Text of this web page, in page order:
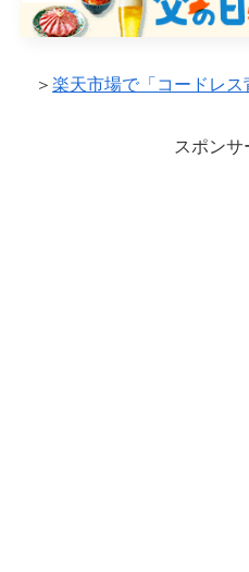
＞ 楽天市場で「コードレ
スポンサ